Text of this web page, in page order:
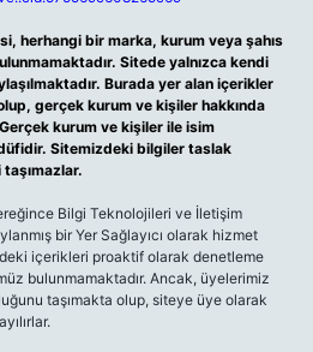
herhangi bir marka, kurum veya şahıs
Sitede yalnızca kendi
Burada yer alan içerikler
gerçek kurum ve kişiler hakkında
kurum ve kişiler ile isim
Sitemizdeki bilgiler taslak
Bilgi Teknolojileri ve İletişim
bir Yer Sağlayıcı olarak hizmet
içerikleri proaktif olarak denetleme
bulunmamaktadır. Ancak, üyelerimiz
taşımakta olup, siteye üye olarak